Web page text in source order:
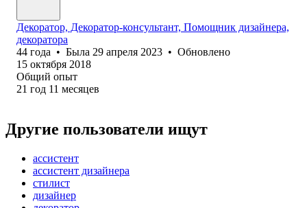
Декоратор, Декоратор-консультант, Помощник дизайнера,
декоратора
44 года • Была 29 апреля 2023 • Обновлено
15 октября 2018
Общий опыт
21 год 11 месяцев
Другие пользователи ищут
ассистент
ассистент дизайнера
стилист
дизайнер